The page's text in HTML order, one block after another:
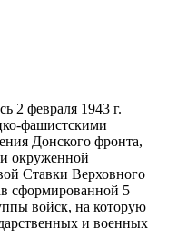
2 февраля 1943 г.
фашистскими
Донского фронта,
окруженной
Ставки Верховного
сформированной 5
войск, на которую
и военных